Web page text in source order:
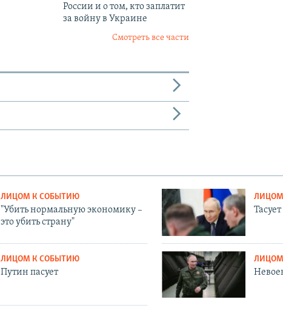
России и о том, кто заплатит
за войну в Украине
Смотреть все части
ЛИЦОМ К СОБЫТИЮ
"Убить нормальную экономику –
это убить страну"
ЛИЦОМ К СОБЫТИЮ
Путин пасует